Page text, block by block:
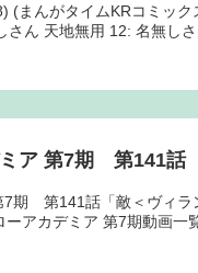
(まんがタイムKRコミッ
ん 天地無用 12: 名無し
ア 第7期 第141話
7期 第141話「敵＜ヴィラ
アカデミア 第7期動画